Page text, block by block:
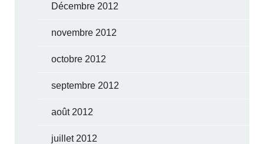
Décembre 2012
novembre 2012
octobre 2012
septembre 2012
août 2012
juillet 2012